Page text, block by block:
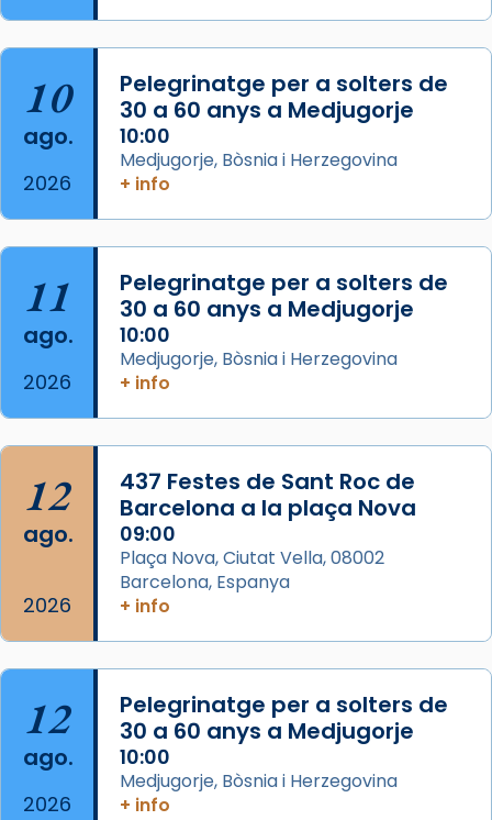
Jaume, fill de Zebedeu, és juntament amb el
seu germà Joan i Pere un dels que
acompanyava més de prop Jesús.
Segons el llibre dels Fets (12,2) fou el primer
apòstol màrtir, decapitat a Jerusalem per
Herodes Agripa (vers l'any 44).
Patró de Galícia, després de les invasions
musulmanes fou venerat com a patró dels
Regnes castellans i més tard de tota
Espanya.
View on Facebook · Share
10
ago.
2026
Pelegrinatge per a solters de
30 a 60 anys a Medjugorje
10:00
Medjugorje, Bòsnia i Herzegovina
+ info
11
ago.
2026
Pelegrinatge per a solters de
30 a 60 anys a Medjugorje
10:00
Medjugorje, Bòsnia i Herzegovina
+ info
12
ago.
2026
437 Festes de Sant Roc de
Barcelona a la plaça Nova
09:00
Plaça Nova, Ciutat Vella, 08002
Barcelona, Espanya
+ info
12
ago.
2026
Pelegrinatge per a solters de
30 a 60 anys a Medjugorje
10:00
Medjugorje, Bòsnia i Herzegovina
+ info